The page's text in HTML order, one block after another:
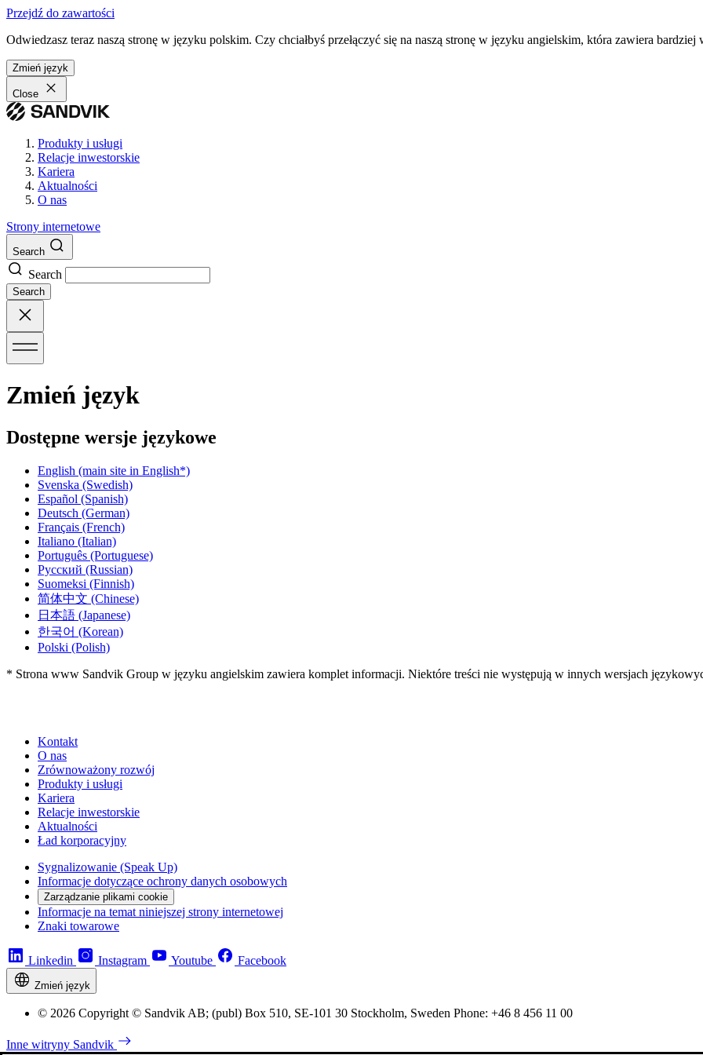
Przejdź do zawartości
Odwiedzasz teraz naszą stronę w języku polskim. Czy chciałbyś przełączyć się na naszą stronę w języku angielskim, która zawiera
Zmień język
Close
Produkty i usługi
Relacje inwestorskie
Kariera
Aktualności
O nas
Strony internetowe
Search
Search
Search
Zmień język
Dostępne wersje językowe
English (main site in English*)
Svenska (Swedish)
Español (Spanish)
Deutsch (German)
Français (French)
Italiano (Italian)
Português (Portuguese)
Русский (Russian)
Suomeksi (Finnish)
简体中文 (Chinese)
日本語 (Japanese)
한국어 (Korean)
Polski (Polish)
* Strona www Sandvik Group w języku angielskim zawiera komplet informacji. Niektóre treści nie występują w innych wersjach
Kontakt
O nas
Zrównoważony rozwój
Produkty i usługi
Kariera
Relacje inwestorskie
Aktualności
Ład korporacyjny
Sygnalizowanie (Speak Up)
Informacje dotyczące ochrony danych osobowych
Zarządzanie plikami cookie
Informacje na temat niniejszej strony internetowej
Znaki towarowe
Linkedin Instagram Youtube Facebook
Zmień język
© 2026 Copyright © Sandvik AB; (publ) Box 510, SE-101 30 Stockholm, Sweden Phone: +46 8 456 11 00
Inne witryny Sandvik